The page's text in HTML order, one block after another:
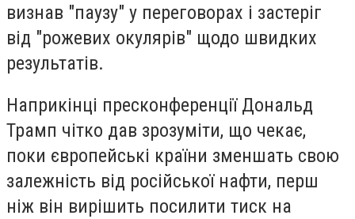
визнав "паузу" у переговорах і застеріг
від "рожевих окулярів" щодо швидких
результатів.
Наприкінці пресконференції Дональд
Трамп чітко дав зрозуміти, що чекає,
поки європейські країни зменшать свою
залежність від російської нафти, перш
ніж він вирішить посилити тиск на